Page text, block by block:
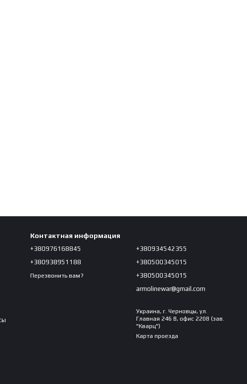
Контактная информация
+380976168845
+380938951188
Перезвонить вам?
+380934542355
+380500345015
+380500345015
armolinewar@gmail.com
Украина, г. Черновцы, ул.
Главная 246 В, офис 2208 (зав.
"Кварц")
Карта проезда